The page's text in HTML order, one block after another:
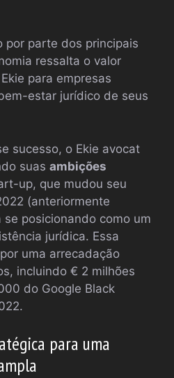
por parte dos principais
ressalta o valor
para empresas
estar jurídico de seus
sucesso, o Ekie avocat
suas ambições
up, que mudou seu
(anteriormente
posicionando como um
jurídica. Essa
uma arrecadação
incluindo € 2 milhões
do Google Black
para uma